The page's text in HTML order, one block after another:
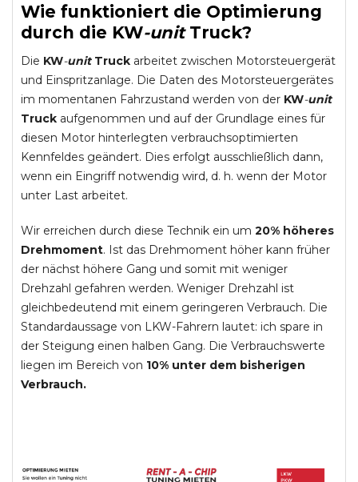
Wie funktioniert die Optimierung
durch die KW-unit Truck?
Die KW-unit Truck arbeitet zwischen Motorsteuergerät
und Einspritzanlage. Die Daten des Motorsteuergerätes
im momentanen Fahrzustand werden von der KW-unit
Truck aufgenommen und auf der Grundlage eines für
diesen Motor hinterlegten verbrauchsoptimierten
Kennfeldes geändert. Dies erfolgt ausschließlich dann,
wenn ein Eingriff notwendig wird, d. h. wenn der Motor
unter Last arbeitet.
Wir erreichen durch diese Technik ein um 20% höheres
Drehmoment. Ist das Drehmoment höher kann früher
der nächst höhere Gang und somit mit weniger
Drehzahl gefahren werden. Weniger Drehzahl ist
gleichbedeutend mit einem geringeren Verbrauch. Die
Standardaussage von LKW-Fahrern lautet: ich spare in
der Steigung einen halben Gang. Die Verbrauchswerte
liegen im Bereich von 10% unter dem bisherigen
Verbrauch.